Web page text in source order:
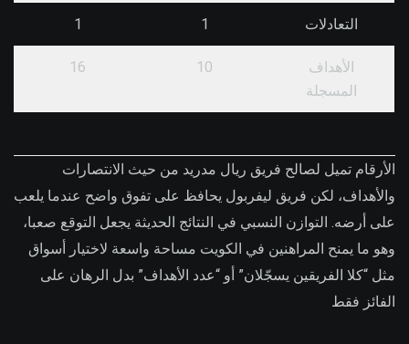
التعادلات 1
1
الأهداف
المسجلة
10
16
الأرقام تميل لصالح فريق ريال مدريد من حيث الانتصارات
والأهداف، لكن فريق ليفربول يحافظ على تفوق واضح عندما يلعب
على أرضه. التوازن النسبي في النتائج الحديثة يجعل التوقع صعبا،
وهو ما يمنح المراهنين في الكويت مساحة واسعة لاختيار أسواق
مثل “كلا الفريقين يسجّلان” أو “عدد الأهداف” بدل الرهان على
الفائز فقط